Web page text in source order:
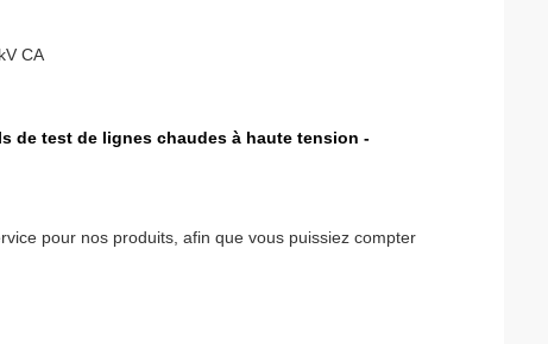
CA
de test de lignes chaudes à haute tension -
pour nos produits, afin que vous puissiez compter